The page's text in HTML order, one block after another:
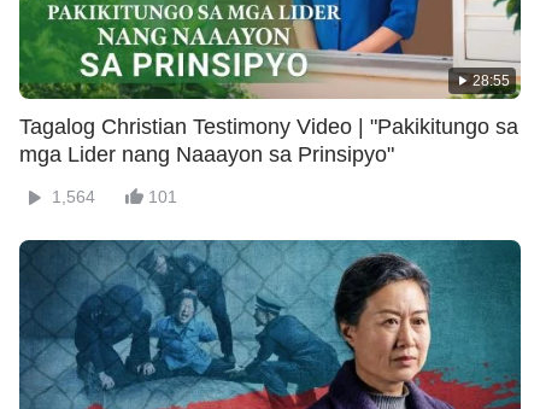
28:55
Tagalog Christian Testimony Video | "Pakikitungo sa
mga Lider nang Naaayon sa Prinsipyo"
1,564 101